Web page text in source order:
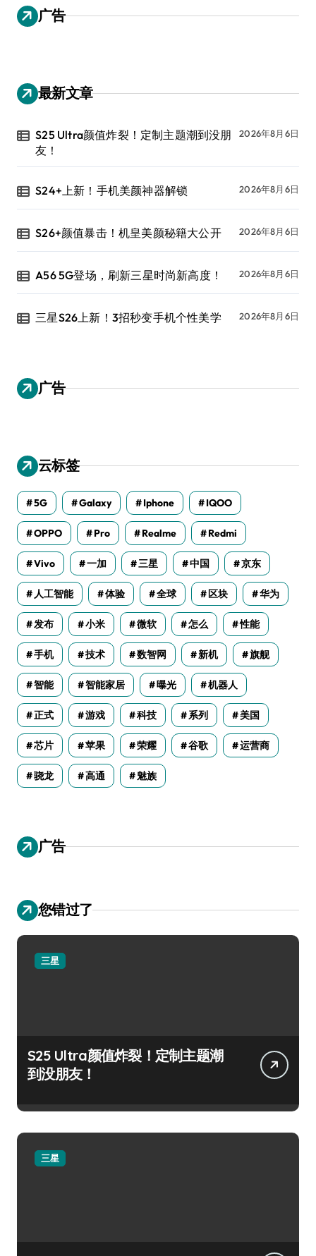
广告
最新文章
S25 Ultra颜值炸裂！定制主题潮到没朋
友！
2026年8月6日
S24+上新！手机美颜神器解锁 2026年8月6日
S26+颜值暴击！机皇美颜秘籍大公开 2026年8月6日
A56 5G登场，刷新三星时尚新高度！ 2026年8月6日
三星S26上新！3招秒变手机个性美学 2026年8月6日
广告
云标签
5G Galaxy Iphone IQOO
OPPO Pro Realme Redmi
Vivo 一加 三星 中国 京东
人工智能 体验 全球 区块 华为
发布 小米 微软 怎么 性能
手机 技术 数智网 新机 旗舰
智能 智能家居 曝光 机器人
正式 游戏 科技 系列 美国
芯片 苹果 荣耀 谷歌 运营商
骁龙 高通 魅族
广告
您错过了
三星
S25 Ultra颜值炸裂！定制主题潮
到没朋友！
三星